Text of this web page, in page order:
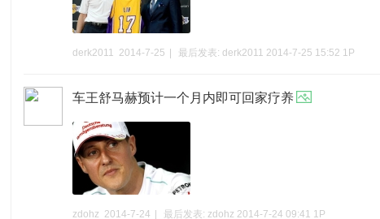
derk2011 2014-7-25 最后发表: derk2011 2014-7-25 15:52 1P
车王舒马赫预计一个月内即可回家疗养
zdohz 2014-7-24 最后发表: zdohz 2014-7-24 09:41 1P